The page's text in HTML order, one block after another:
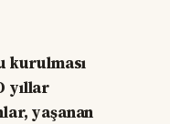
kurulması
yıllar
yaşanan